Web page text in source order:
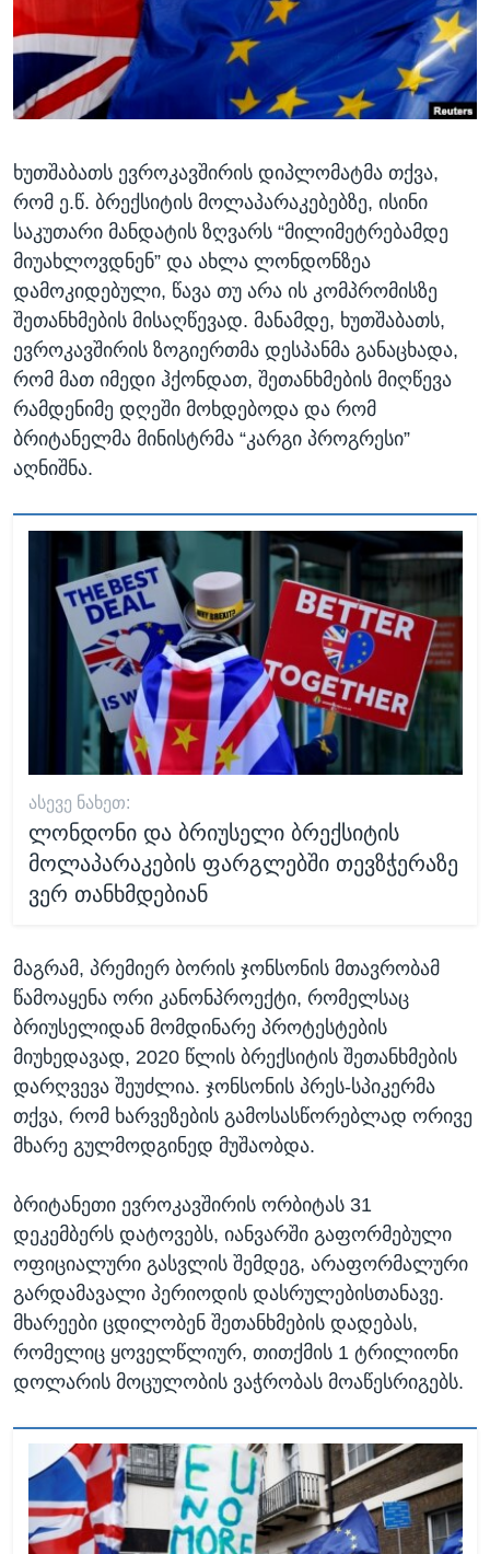
ᲡᲢᲣᲓᲘᲐ ᲕᲐᲨᲘᲜᲒᲢᲝᲜᲘ
ᲯᲐᲜᲛᲠᲗᲔᲚᲝᲑᲐ
ᲛᲔᲪᲜᲘᲔᲠᲔᲑᲐ
ᲙᲣᲚᲢᲣᲠᲐ
ᲒᲐᲚᲘᲚᲔᲝ
ᲓᲔᲖᲘᲜᲤᲝᲠᲛᲐᲪᲘᲐ
Learning English
ᲗᲕᲐᲚᲘ ᲒᲕᲐᲓᲔᲕᲜᲔᲗ
ენები
ხუთშაბათს ევროკავშირის დიპლომატმა თქვა,
რომ ე.წ. ბრექსიტის მოლაპარაკებებზე, ისინი
საკუთარი მანდატის ზღვარს “მილიმეტრებამდე
მიუახლოვდნენ” და ახლა ლონდონზეა
დამოკიდებული, წავა თუ არა ის კომპრომისზე
შეთანხმების მისაღწევად. მანამდე, ხუთშაბათს,
ევროკავშირის ზოგიერთმა დესპანმა განაცხადა,
რომ მათ იმედი ჰქონდათ, შეთანხმების მიღწევა
რამდენიმე დღეში მოხდებოდა და რომ
ბრიტანელმა მინისტრმა “კარგი პროგრესი”
აღნიშნა.
ᲐᲡᲔᲕᲔ ᲜᲐᲮᲔᲗ:
ლონდონი და ბრიუსელი ბრექსიტის
მოლაპარაკების ფარგლებში თევზჭერაზე
ვერ თანხმდებიან
მაგრამ, პრემიერ ბორის ჯონსონის მთავრობამ
წამოაყენა ორი კანონპროექტი, რომელსაც
ბრიუსელიდან მომდინარე პროტესტების
მიუხედავად, 2020 წლის ბრექსიტის შეთანხმების
დარღვევა შეუძლია. ჯონსონის პრეს-სპიკერმა
თქვა, რომ ხარვეზების გამოსასწორებლად ორივე
მხარე გულმოდგინედ მუშაობდა.
ბრიტანეთი ევროკავშირის ორბიტას 31
დეკემბერს დატოვებს, იანვარში გაფორმებული
ოფიციალური გასვლის შემდეგ, არაფორმალური
გარდამავალი პერიოდის დასრულებისთანავე.
მხარეები ცდილობენ შეთანხმების დადებას,
რომელიც ყოველწლიურ, თითქმის 1 ტრილიონი
დოლარის მოცულობის ვაჭრობას მოაწესრიგებს.